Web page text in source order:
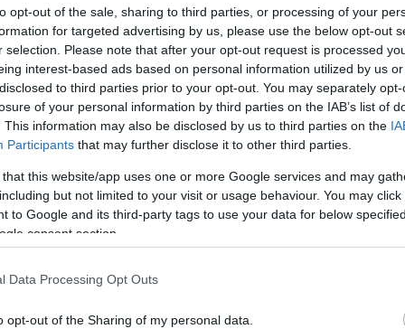
opt-out of the sale, sharing to third parties, or processing of your
for targeted advertising by us, please use the below opt-out
selection. Please note that after your opt-out request is processed
interest-based ads based on personal information utilized by us
to third parties prior to your opt-out. You may separately
of your personal information by third parties on the IAB’s list of
This information may also be disclosed by us to third parties on the
Participants that may further disclose it to other third parties.
that this website/app uses one or more Google services and may
but not limited to your visit or usage behaviour. You may
to Google and its third-party tags to use your data for below
consent section.
Data Processing Opt Outs
opt-out of the Sharing of my personal data.
μέρες το Ισραήλ η οποίο κοστίζει τη ζωή
κρίση στη Γάζα μέσω του αποκλεισμού της
στη Γάζα με εκατοντάδες νεκρούς που -
αεροπορία».